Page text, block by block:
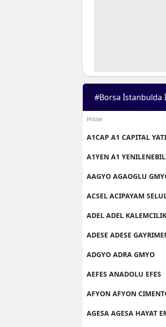
#Borsa İstanbulda
Hisse
A1CAP A1 CAPITAL
A1YEN A1
AAGYO AGAOGLU
ACSEL ACIPAYAM
ADEL ADEL KALEMCILIK
ADESE ADESE
ADGYO ADRA GMYO
AEFES ANADOLU EFES
AFYON AFYON
AGESA AGESA HAYAT